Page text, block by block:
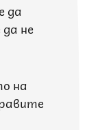
да
не
на